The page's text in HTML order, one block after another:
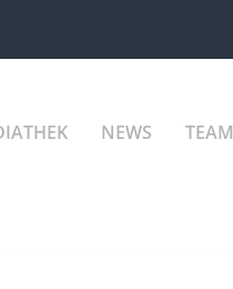
NEWS TEAM